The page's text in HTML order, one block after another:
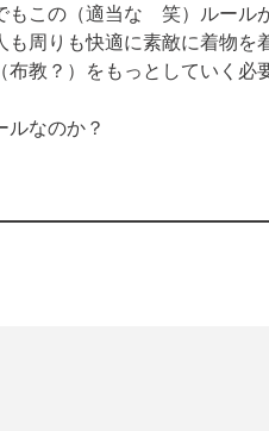
もこの（適当な　笑）ルール
周りも快適に素敵に着物を
教？）をもっとしていく必
ルなのか？